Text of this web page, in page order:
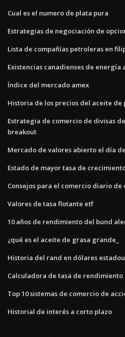
Cual es el numero de plata pura
Estrategias de negociación de
Lista de compañías petroleras en
Existencias canadienses de energía
Índice del mercado amex
Historia de los precios del aceite de
Estrategia de comercio de divisas
breakout
Mercado de valores abierto el día
Estado de mayor tasa de
Consejos para el comercio diario de
Valores de tasa flotante etf
10 años de rendimiento del bund
¿qué es el aceite de grasa grande_
Historia del rand en dólares
Calculadora de tasa de rendimiento
Top 10 sistemas de comercio de
Historial de interés a corto plazo